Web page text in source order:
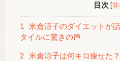
目次 [
1
米倉涼子のダイエットが
タイルに驚きの声
2
米倉涼子は何キロ痩せた